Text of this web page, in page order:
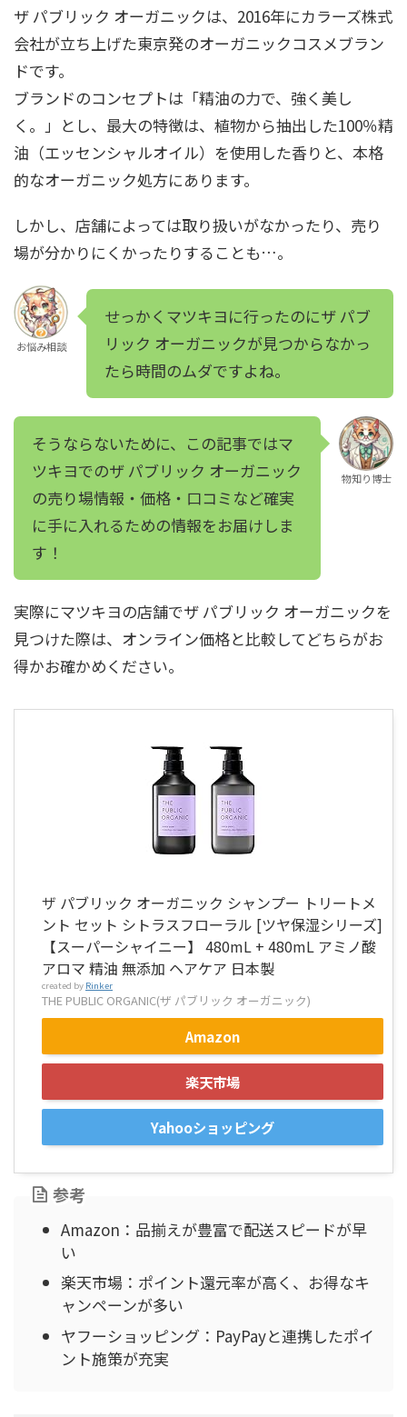
ザ パブリック オーガニックは、2016年にカラーズ株式
会社が立ち上げた東京発のオーガニックコスメブラン
ドです。
ブランドのコンセプトは「精油の力で、強く美し
く。」とし、最大の特徴は、植物から抽出した100％精
油（エッセンシャルオイル）を使用した香りと、本格
的なオーガニック処方にあります。
しかし、店舗によっては取り扱いがなかったり、売り
場が分かりにくかったりすることも…。
お悩み相談
せっかくマツキヨに行ったのにザ パブ
リック オーガニックが見つからなかっ
たら時間のムダですよね。
そうならないために、この記事ではマ
ツキヨでのザ パブリック オーガニック
の売り場情報・価格・口コミなど確実
に手に入れるための情報をお届けしま
す！
物知り博士
実際にマツキヨの店舗でザ パブリック オーガニックを
見つけた際は、オンライン価格と比較してどちらがお
得かお確かめください。
ザ パブリック オーガニック シャンプー トリートメ
ント セット シトラスフローラル [ツヤ保湿シリーズ]
【スーパーシャイニー】 480mL + 480mL アミノ酸
アロマ 精油 無添加 ヘアケア 日本製
created by Rinker
THE PUBLIC ORGANIC(ザ パブリック オーガニック)
Amazon
楽天市場
Yahooショッピング
参考
Amazon：品揃えが豊富で配送スピードが早
い
楽天市場：ポイント還元率が高く、お得なキ
ャンペーンが多い
ヤフーショッピング：PayPayと連携したポイ
ント施策が充実